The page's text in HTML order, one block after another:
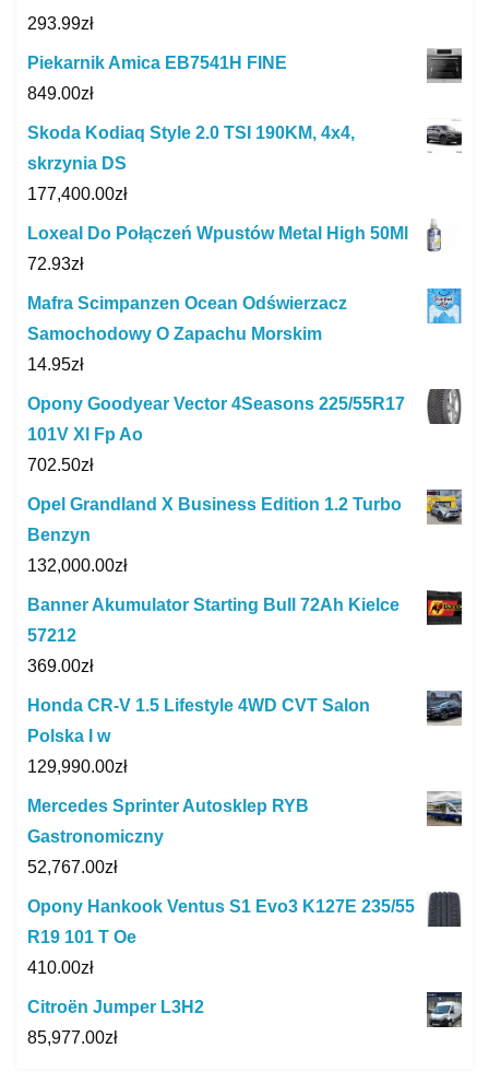
293.99zł
Piekarnik Amica EB7541H FINE
849.00zł
Skoda Kodiaq Style 2.0 TSI 190KM, 4x4,
skrzynia DS
177,400.00zł
Loxeal Do Połączeń Wpustów Metal High 50Ml
72.93zł
Mafra Scimpanzen Ocean Odświerzacz
Samochodowy O Zapachu Morskim
14.95zł
Opony Goodyear Vector 4Seasons 225/55R17
101V Xl Fp Ao
702.50zł
Opel Grandland X Business Edition 1.2 Turbo
Benzyn
132,000.00zł
Banner Akumulator Starting Bull 72Ah Kielce
57212
369.00zł
Honda CR-V 1.5 Lifestyle 4WD CVT Salon
Polska I w
129,990.00zł
Mercedes Sprinter Autosklep RYB
Gastronomiczny
52,767.00zł
Opony Hankook Ventus S1 Evo3 K127E 235/55
R19 101 T Oe
410.00zł
Citroën Jumper L3H2
85,977.00zł